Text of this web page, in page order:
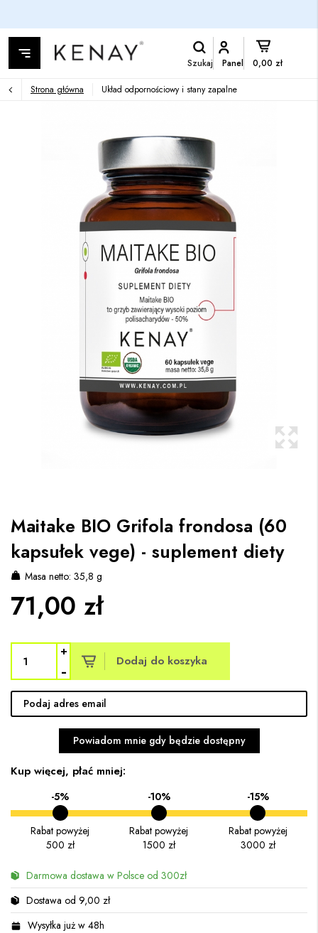
Szukaj Panel 0,00 zł
Strona główna Układ odpornościowy i stany zapalne
Maitake BIO Grifola frondosa (60
kapsułek vege) - suplement diety
Masa netto: 35,8 g
71,00 zł
+
- Dodaj do koszyka
Powiadom mnie gdy będzie dostępny
Kup więcej, płać mniej:
-5%
Rabat powyżej
500 zł
-10%
Rabat powyżej
1500 zł
-15%
Rabat powyżej
3000 zł
Darmowa dostawa w Polsce od 300zł
Dostawa od 9,00 zł
Wysyłka już w 48h